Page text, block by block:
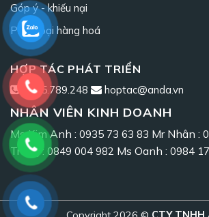
Góp ý - khiếu nại
Phân loại hàng hoá
HỢP TÁC PHÁT TRIỂN
0965.789.248 hoptac@anda.vn
NHÂN VIÊN KINH DOANH
Ms Kim Anh : 0935 73 63 83 Mr Nhân :
Trang : 0849 004 982 Ms Oanh : 0984